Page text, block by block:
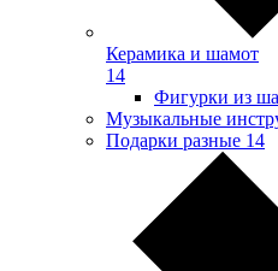
Керамика и шамот
14
Фигурки из
Музыкальные
Подарки разные 14